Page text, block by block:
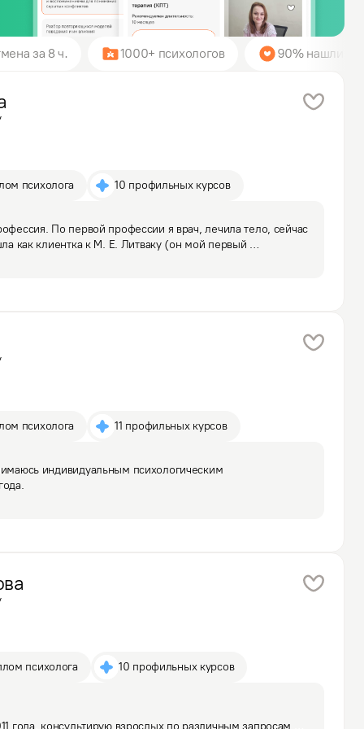
за 8 ч. 1000+ психологов 90% нашли
психолога 10 профильных курсов
По первой профессии я врач, лечила тело, сейчас
как клиентка к М. Е. Литваку (он мой первый
свои отношения с дочерью. Он меня увлёк
психолога 11 профильных курсов
индивидуальным психологическим
психолога 10 профильных курсов
года, консультирую взрослых по различным запросам –